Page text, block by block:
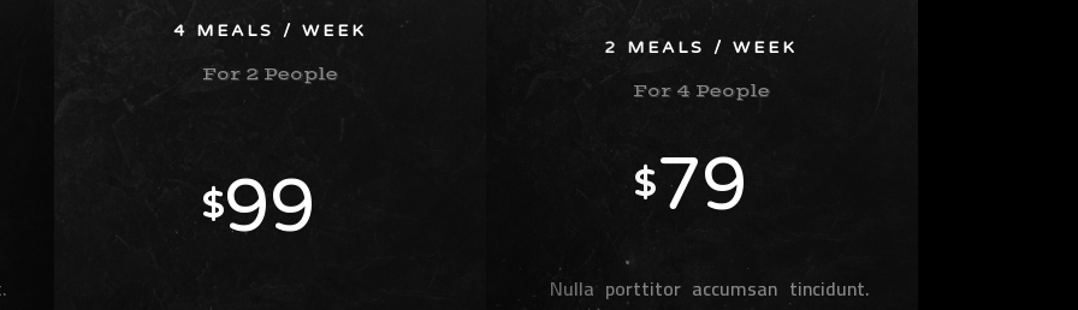
4 MEALS / WEEK
For 2 People
$99
2 MEALS / WEEK
For 4 People
$79
Nulla porttitor accumsan tincidunt.